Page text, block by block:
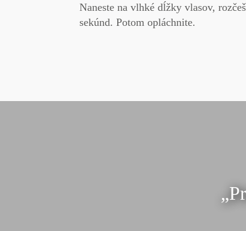
Naneste na vlhké dĺžky vlasov,
sekúnd. Potom opláchnite.